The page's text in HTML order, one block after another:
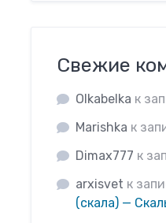
Свежие
Olkabelka к
Marishka к
Dimax777 к
arxisvet к
(скала) —